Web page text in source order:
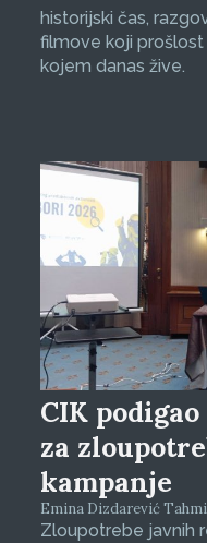
historijski čas,
filmove koji
kojem danas žive.
CIK
za
kampanje
Emina Dizdarević
Zloupotrebe javnih